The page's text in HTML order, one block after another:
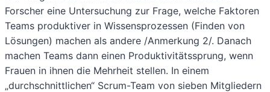
Forscher eine Untersuchung zur Frage, welche Faktoren
Teams produktiver in Wissensprozessen (Finden von
Lösungen) machen als andere /Anmerkung 2/. Danach
machen Teams dann einen Produktivitätssprung, wenn
Frauen in ihnen die Mehrheit stellen. In einem
„durchschnittlichen“ Scrum-Team von sieben Mitgliedern